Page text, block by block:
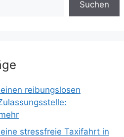
Suchen
reibungslosen
stressfreie Taxifahrt in